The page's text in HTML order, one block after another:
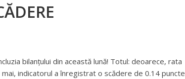
bilanțului din această lună! Totul: deoarece, rata
indicatorul a înregistrat o scădere de 0.14 puncte